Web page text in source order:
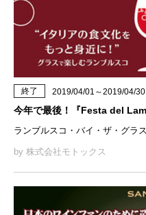
終了 2019/04/01～2019/04/30
今年で最後！『Festa del
ランブルスコ・バイ・ザ・グラ
by 株式会社モトックス